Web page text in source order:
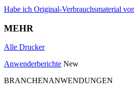
Habe ich Original-Verbrauchsmaterial
MEHR
Alle Drucker
Anwenderberichte New
BRANCHENANWENDUNGEN